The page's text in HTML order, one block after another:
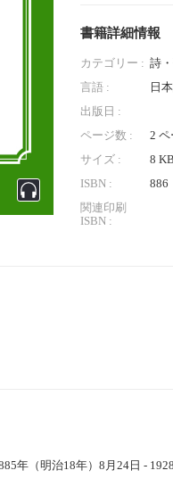
書籍詳細情報
カテゴリー : 詩
言語 :
日
出版日 :
ページ数 :
2 ペ
サイズ :
8 KB
ISBN :
886
関連印刷
ISBN :
年（明治18年）8月24日 -